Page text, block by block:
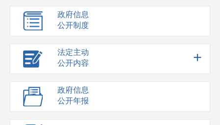
政府信息
公开制度
法定主动
公开内容
+
政府信息
公开年报